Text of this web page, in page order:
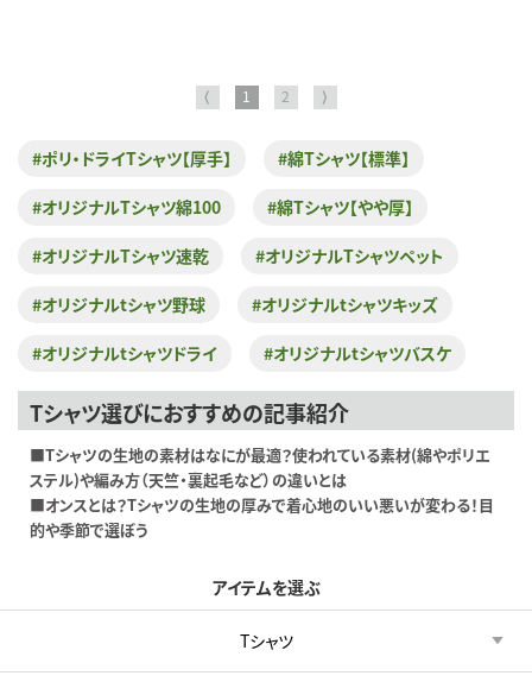
⟨ 1 2 ⟩
#ポリ・ドライTシャツ【厚手】 #綿Tシャツ【標準】
#オリジナルTシャツ綿100 #綿Tシャツ【やや厚】
#オリジナルTシャツ速乾 #オリジナルTシャツペット
#オリジナルtシャツ野球 #オリジナルtシャツキッズ
#オリジナルtシャツドライ #オリジナルtシャツバスケ
Tシャツ選びにおすすめの記事紹介
■Tシャツの生地の素材はなにが最適？使われている素材(綿やポリエ
ステル)や編み方（天竺・裏起毛など）の違いとは
■オンスとは？Tシャツの生地の厚みで着心地のいい悪いが変わる！目
的や季節で選ぼう
アイテムを選ぶ
Tシャツ